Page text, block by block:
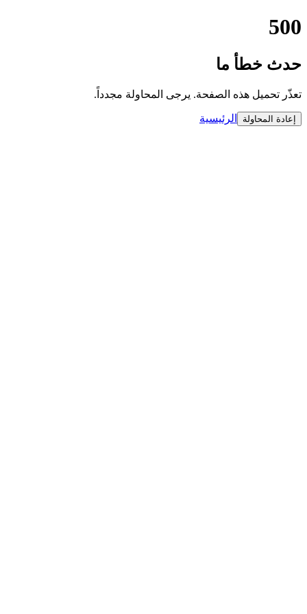
500
حدث خطأ ما
تعذّر تحميل هذه الصفحة. يرجى المحاولة مجدداً.
إعادة المحاولة الرئيسية